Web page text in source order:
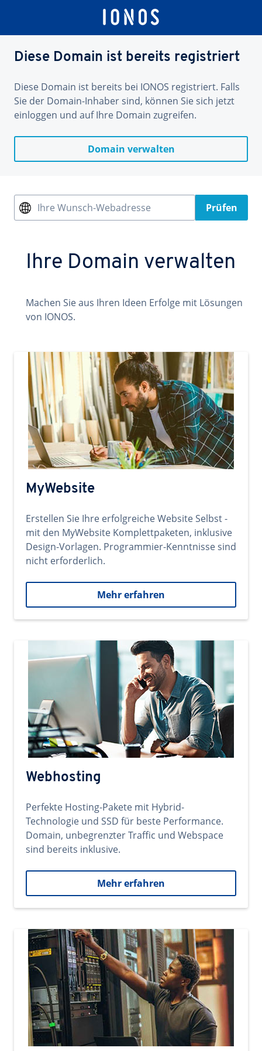
Diese Domain ist bereits registriert
Diese Domain ist bereits bei IONOS registriert. Falls
Sie der Domain-Inhaber sind, können Sie sich jetzt
einloggen und auf Ihre Domain zugreifen.
Domain verwalten
Ihre Wunsch-Webadresse Prüfen
Ihre Domain verwalten
Machen Sie aus Ihren Ideen Erfolge mit Lösungen
von IONOS.
MyWebsite
Erstellen Sie Ihre erfolgreiche Website Selbst -
mit den MyWebsite Komplettpaketen, inklusive
Design-Vorlagen. Programmier-Kenntnisse sind
nicht erforderlich.
Mehr erfahren
Webhosting
Perfekte Hosting-Pakete mit Hybrid-
Technologie und SSD für beste Performance.
Domain, unbegrenzter Traffic und Webspace
sind bereits inklusive.
Mehr erfahren